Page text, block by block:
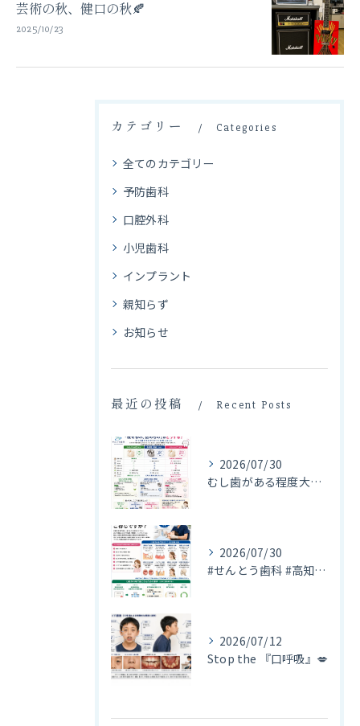
芸術の秋、健口の秋🍂
2025/10/23
カテゴリー Categories
全てのカテゴリー
予防歯科
口腔外科
小児歯科
インプラント
親知らず
お知らせ
最近の投稿 Recent Posts
2026/07/30
むし歯がある程度大きくなってしまうと、むし歯に侵された成分を...
2026/07/30
#せんとう歯科 #高知県安芸市 #口腔外科 #口腔外科専門医...
2026/07/12
Stop the 『口呼吸』💋